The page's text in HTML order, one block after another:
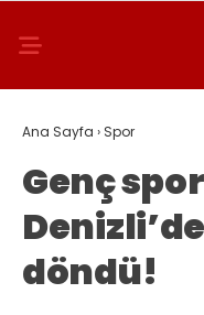
Ana Sayfa › Spor
Genç
döndü!